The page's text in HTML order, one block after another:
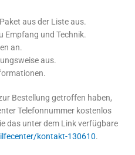
aus der Liste aus.
Empfang und Technik.
an.
aus.
Bestellung getroffen haben,
Telefonnummer kostenlos
das unter dem Link verfügbare
kontakt-130610.